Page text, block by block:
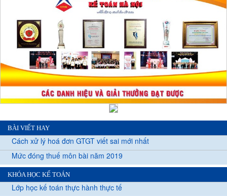
BÀI VIẾT HAY
Cách xử lý hoá đơn GTGT viết sai mới nhất
Mức đóng thuế môn bài năm 2019
KHÓA HỌC KẾ TOÁN
Lớp học kế toán thực hành thực tế